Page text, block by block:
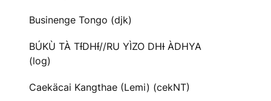
Businenge Tongo (djk)
BÚKÙ TÀ TƗ́DHƗ́//RU YÌZO DHƗ ÀDHYA
(log)
Caekäcai Kangthae (Lemi) (cekNT)